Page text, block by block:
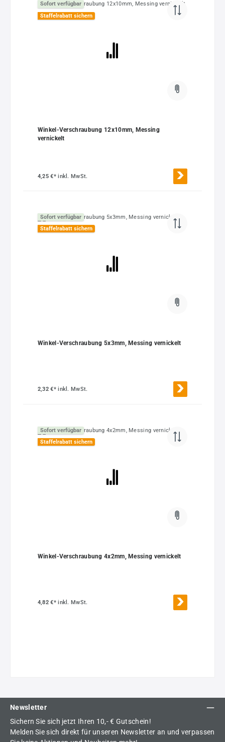
Sofort verfügbar
Staffelrabatt sichern
Winkel-Verschraubung 12x10mm, Messing
vernickelt
4,25 €*inkl. MwSt.
Sofort verfügbar
Staffelrabatt sichern
Winkel-Verschraubung 5x3mm, Messing vernickelt
2,32 €*inkl. MwSt.
Sofort verfügbar
Staffelrabatt sichern
Winkel-Verschraubung 4x2mm, Messing vernickelt
4,82 €*inkl. MwSt.
Newsletter
Sichern Sie sich jetzt Ihren 10,- € Gutschein!
Melden Sie sich direkt für unseren Newsletter an und verpassen